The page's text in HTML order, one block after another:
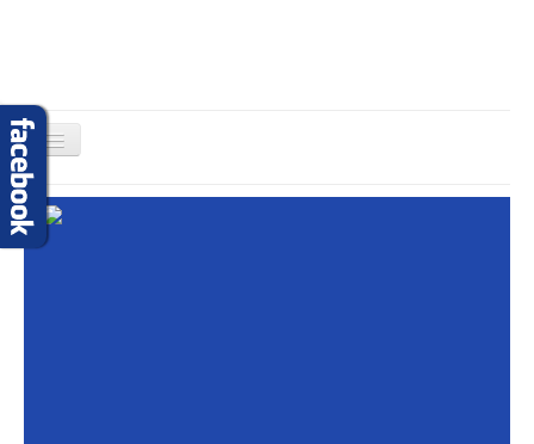
Przełącz
nawigację
Start
O nas